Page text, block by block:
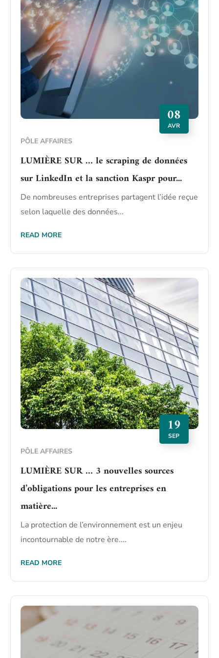
08
AVR
PÔLE AFFAIRES
LUMIÈRE SUR … le scraping de données
sur LinkedIn et la sanction Kaspr pour...
De nombreuses entreprises partagent l’idée reçue
selon laquelle des données...
READ MORE
19
SEP
PÔLE AFFAIRES
LUMIÈRE SUR … 3 nouvelles sources
d’obligations pour les entreprises en
matière...
La protection de l’environnement est un enjeu
incontournable de notre ère....
READ MORE